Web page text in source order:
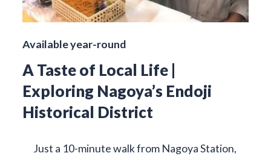
Available year-round
A Taste of Local Life |
Exploring Nagoya’s Endoji
Historical District
Just a 10-minute walk from Nagoya Station,